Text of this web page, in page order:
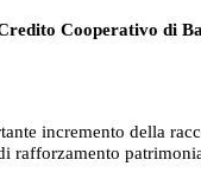
Cooperativo di
incremento della
rafforzamento